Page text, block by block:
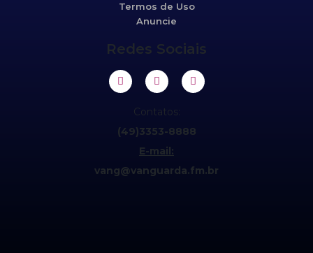
Termos de Uso
Anuncie
Redes Sociais
Contatos:
(49)3353-8888
E-mail:
vang@vanguarda.fm.br